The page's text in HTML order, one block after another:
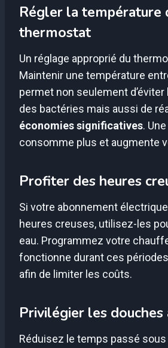
Régler la température
thermostat
Un réglage approprié du
Maintenir une température
permet non seulement
des bactéries mais aussi de
économies significatives.
consomme plus et augmente
Profiter des heures
Si votre abonnement
heures creuses, utilisez-les
eau. Programmez votre
fonctionne durant ces
afin de limiter les coûts.
Privilégier les douches
Réduisez le temps passé